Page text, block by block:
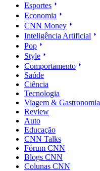
Esportes
Economia
CNN Money
Inteligência Artificial
Pop
Style
Comportamento
Saúde
Ciência
Tecnologia
Viagem & Gastronomia
Review
Auto
Educação
CNN Talks
Fórum CNN
Blogs CNN
Colunas CNN